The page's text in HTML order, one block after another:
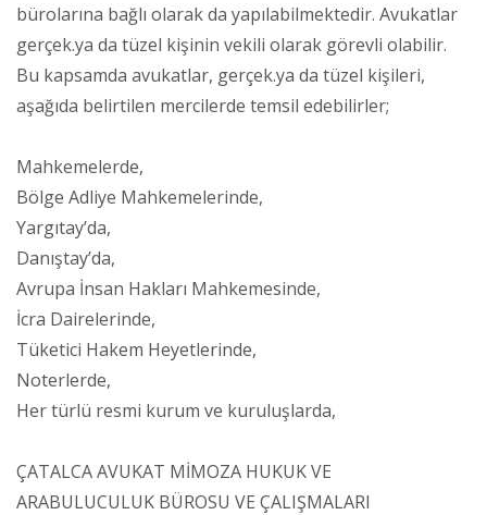
bürolarına bağlı olarak da yapılabilmektedir. Avukatlar
gerçek.ya da tüzel kişinin vekili olarak görevli olabilir.
Bu kapsamda avukatlar, gerçek.ya da tüzel kişileri,
aşağıda belirtilen mercilerde temsil edebilirler;
Mahkemelerde,
Bölge Adliye Mahkemelerinde,
Yargıtay’da,
Danıştay’da,
Avrupa İnsan Hakları Mahkemesinde,
İcra Dairelerinde,
Tüketici Hakem Heyetlerinde,
Noterlerde,
Her türlü resmi kurum ve kuruluşlarda,
ÇATALCA AVUKAT MİMOZA HUKUK VE
ARABULUCULUK BÜROSU VE ÇALIŞMALARI